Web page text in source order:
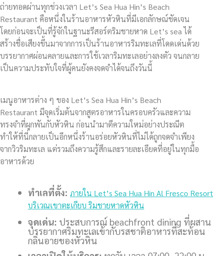
ถ่ายทอดผ่านทุกช่วงเวลา Let’s Sea Hua Hin’s Beach
Restaurant คือหนึ่งในร้านอาหารหัวหินที่มีเอกลักษณ์ชัดเจน
โดยก่อนจะเป็นที่รู้จักในฐานะรีสอร์ตริมชายหาด Let’s sea ได้
สร้างชื่อเสียงขึ้นมาจากการเป็นร้านอาหารริมทะเลที่โดดเด่นด้วย
บรรยากาศผ่อนคลายและการใช้เวลาริมทะเลอย่างลงตัว จนกลาย
เป็นความประทับใจที่ผู้คนยังคงจดจำได้จนถึงวันนี้
เมนูอาหารต่าง ๆ ของ Let’s Sea Hua Hin’s Beach
Restaurant มีจุดเริ่มต้นจากสูตรอาหารในครอบครัวและความ
ทรงจำที่ผูกพันกับหัวหิน ก่อนนำมาตีความใหม่อย่างประณีต
ทำให้ที่นี่กลายเป็นอีกหนึ่งร้านอร่อยหัวหินที่ไม่ได้ถูกจดจำเพียง
จากวิวริมทะเล แต่รวมถึงความรู้สึกและรายละเอียดที่อยู่ในทุกมื้อ
อาหารด้วย
ทำเลที่ตั้ง: ภายใน Let’s Sea Hua Hin Al Fresco Resort
บริเวณเขาตะเกียบ ริมชายหาดหัวหิน
จุดเด่น: ประสบการณ์ beachfront dining ที่ผสาน
บรรยากาศริมทะเลเข้ากับรสชาติอาหารที่สะท้อน
กลิ่นอายของหัวหิน